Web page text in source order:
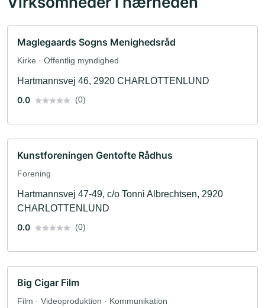
Maglegaards Sogns Menighedsråd
Kirke · Offentlig myndighed
Hartmannsvej 46, 2920 CHARLOTTENLUND
0.0
(0)
Kunstforeningen Gentofte Rådhus
Forening
Hartmannsvej 47-49, c/o Tonni Albrechtsen, 2920
CHARLOTTENLUND
0.0
(0)
Big Cigar Film
Film · Videoproduktion · Kommunikation